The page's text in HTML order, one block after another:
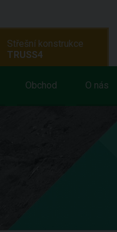
Obchod O nás
Střešní konstrukce
TRUSS4